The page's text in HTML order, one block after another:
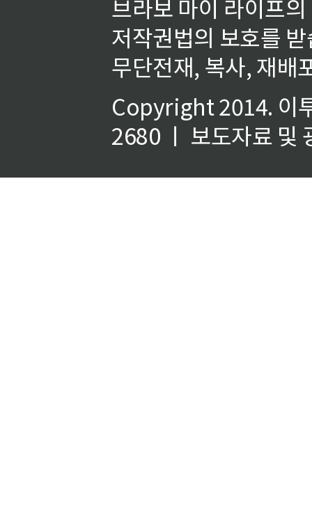
브라보 마이 라이프
저작권법의 보호를
무단전재, 복사, 재배
Copyright 2014. 이
2680 ㅣ 보도자료